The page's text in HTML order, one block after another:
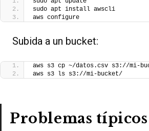
sudo apt install awscli
aws configure
Subida a un bucket:
aws s3 cp ~/datos.csv s3://mi-
aws s3 ls s3://mi-bucket/
Problemas